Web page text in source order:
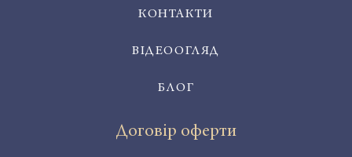
КОНТАКТИ
ВІДЕООГЛЯД
БЛОГ
Договір оферти